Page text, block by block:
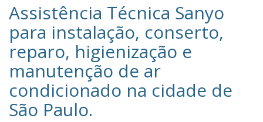
Assistência Técnica Sanyo‎
para instalação, conserto,
reparo, higienização e
manutenção de ar
condicionado na cidade de
São Paulo.